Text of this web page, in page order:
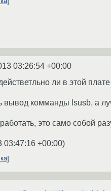
03:26:54 +00:00
ли в этой
вывод комманды lsusb, а
это само собой
03:47:16 +00:00)